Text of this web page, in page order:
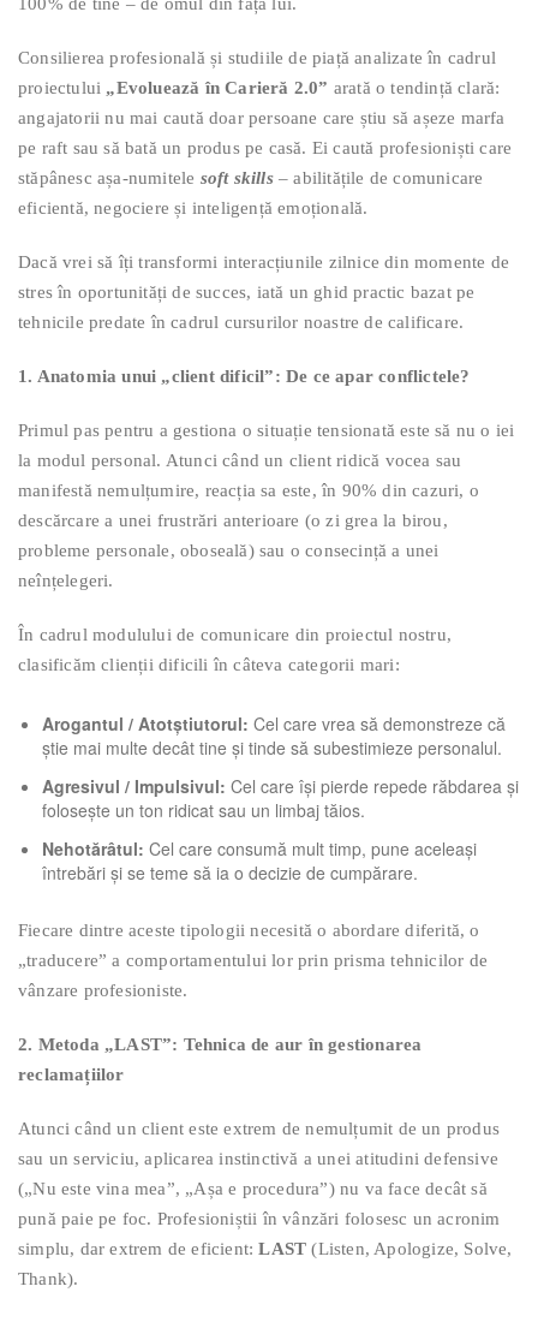
Consilierea profesională și studiile de piață analizate în cadrul
proiectului „Evoluează în Carieră 2.0” arată o tendință clară:
angajatorii nu mai caută doar persoane care știu să așeze marfa
pe raft sau să bată un produs pe casă. Ei caută profesioniști care
stăpânesc așa-numitele soft skills– abilitățile de comunicare
eficientă, negociere și inteligență emoțională.
Dacă vrei să îți transformi interacțiunile zilnice din momente de
stres în oportunități de succes, iată un ghid practic bazat pe
tehnicile predate în cadrul cursurilor noastre de calificare.
1. Anatomia unui „client dificil”: De ce apar conflictele?
Primul pas pentru a gestiona o situație tensionată este să nu o iei
la modul personal. Atunci când un client ridică vocea sau
manifestă nemulțumire, reacția sa este, în 90% din cazuri, o
descărcare a unei frustrări anterioare (o zi grea la birou,
probleme personale, oboseală) sau o consecință a unei
neînțelegeri.
În cadrul modulului de comunicare din proiectul nostru,
clasificăm clienții dificili în câteva categorii mari:
Arogantul / Atotștiutorul: Cel care vrea să demonstreze că
știe mai multe decât tine și tinde să subestimieze personalul.
Agresivul / Impulsivul: Cel care își pierde repede răbdarea și
folosește un ton ridicat sau un limbaj tăios.
Nehotărâtul: Cel care consumă mult timp, pune aceleași
întrebări și se teme să ia o decizie de cumpărare.
Fiecare dintre aceste tipologii necesită o abordare diferită, o
„traducere” a comportamentului lor prin prisma tehnicilor de
vânzare profesioniste.
2. Metoda „LAST”: Tehnica de aur în gestionarea
reclamațiilor
Atunci când un client este extrem de nemulțumit de un produs
sau un serviciu, aplicarea instinctivă a unei atitudini defensive
(„Nu este vina mea”, „Așa e procedura”) nu va face decât să
pună paie pe foc. Profesioniștii în vânzări folosesc un acronim
simplu, dar extrem de eficient:LAST (Listen, Apologize, Solve,
Thank).